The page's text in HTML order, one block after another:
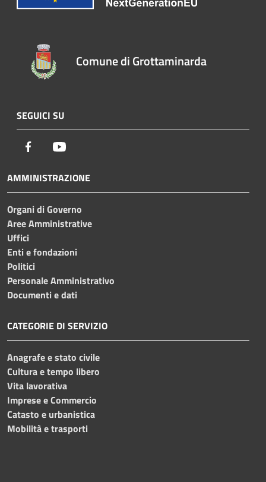
Comune di Grottaminarda
SEGUICI SU
Facebook
AMMINISTRAZIONE
Organi di Governo
Aree Amministrative
Uffici
Enti e fondazioni
Politici
Personale Amministrativo
Documenti e dati
CATEGORIE DI SERVIZIO
Anagrafe e stato civile
Cultura e tempo libero
Vita lavorativa
Imprese e Commercio
Catasto e urbanistica
Mobilità e trasporti